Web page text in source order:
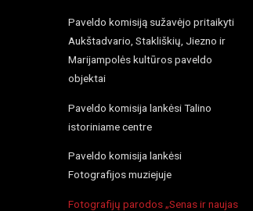
Paveldo komisiją sužavėjo pritaikyti
Aukštadvario, Stakliškių, Jiezno ir
Marijampolės kultūros paveldo
objektai
Paveldo komisija lankėsi Talino
istoriniame centre
Paveldo komisija lankėsi
Fotografijos muziejuje
Fotografijų parodos „Senas ir naujas